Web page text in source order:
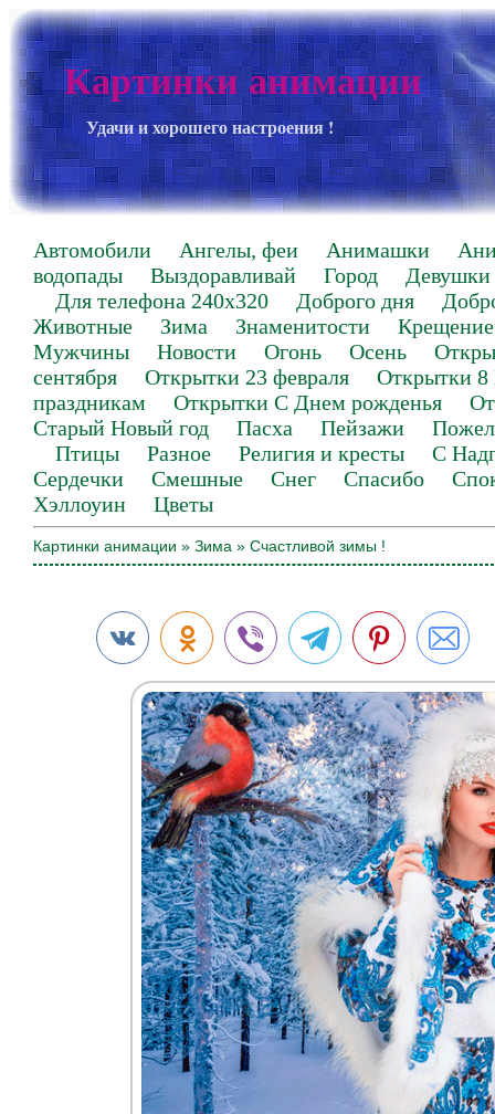
Картинки анимации
Удачи и хорошего настроения !
Автомобили Ангелы, феи Анимашки
водопады
Выздоравливай Город
Девушки
Для телефона 240х320
Доброго дня
Животные
Зима Знаменитости
Крещение
Мужчины
Новости Огонь Осень
сентября
Открытки 23 февраля
Открытки 8
праздникам
Открытки С Днем рожденья
Старый Новый год
Пасха Пейзажи
Птицы
Разное Религия и кресты
С
Сердечки
Смешные Снег Спасибо
Хэллоуин
Цветы
Картинки анимации » Зима » Счастливой зимы !